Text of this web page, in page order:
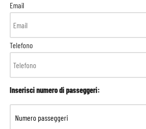
Email
Telefono
Inserisci numero di passeggeri: